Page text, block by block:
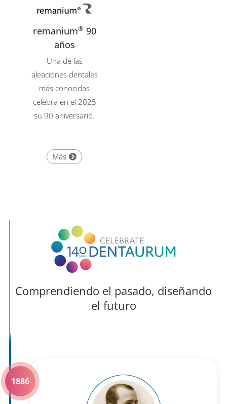
remanium®90
años
Una de las
aleaciones dentales
más conocidas
celebra en el 2025
su 90 aniversario.
Más
Comprendiendo el pasado, diseñando
el futuro
1886